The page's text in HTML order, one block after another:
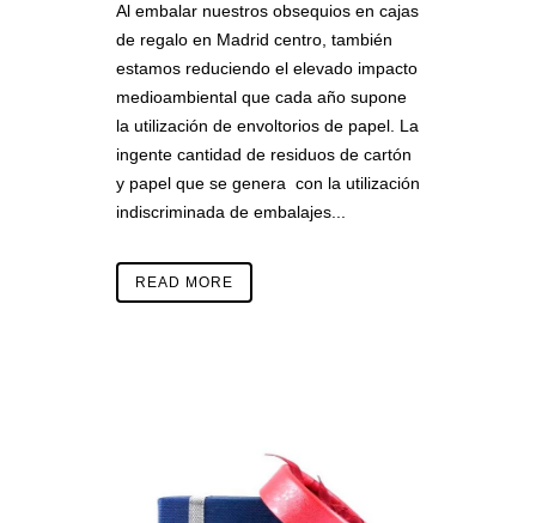
Al embalar nuestros obsequios en cajas
de regalo en Madrid centro, también
estamos reduciendo el elevado impacto
medioambiental que cada año supone
la utilización de envoltorios de papel. La
ingente cantidad de residuos de cartón
y papel que se genera con la utilización
indiscriminada de embalajes...
READ MORE